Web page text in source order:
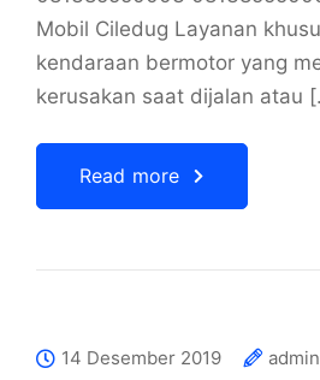
Mobil Ciledug Layanan
kendaraan bermotor yang
kerusakan saat dijalan atau
Read more
14 Desember 2019
admin